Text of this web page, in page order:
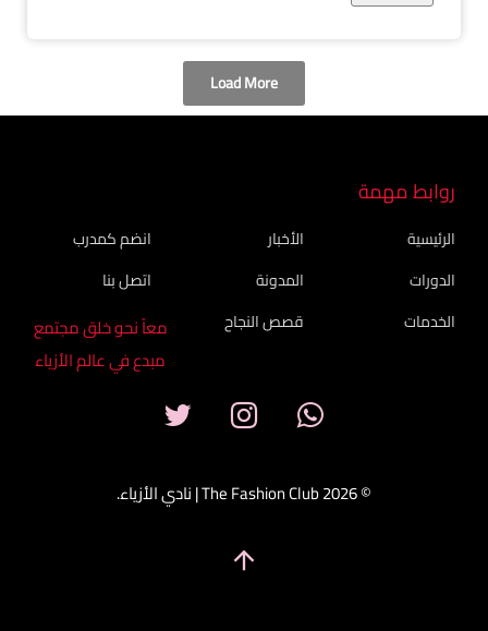
Load More
روابط مهمة
الرئيسية
الدورات
الخدمات
الأخبار
المدونة
قصص النجاح
انضم كمدرب
اتصل بنا
معاً نحو خلق مجتمع
مبدع في عالم الأزياء
© 2026 The Fashion Club | نادي الأزياء.
arrow_upward